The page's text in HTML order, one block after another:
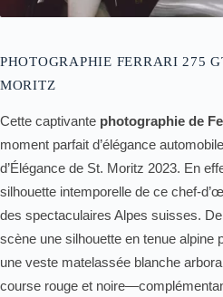
PHOTOGRAPHIE FERRARI 275
MORITZ
Cette captivante photographie de
moment parfait d’élégance
d’Élégance de St. Moritz 2023. En
silhouette intemporelle de ce chef-
des spectaculaires Alpes suisses.
scène une silhouette en tenue
une veste matelassée blanche
course rouge et